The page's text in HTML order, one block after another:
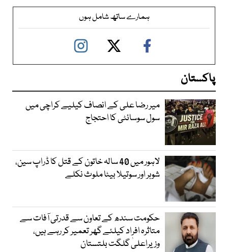
ہمارے ساتھ شامل ہوں
پاکستان
میر رضا علی کے انصاف کیلیے کراچی میں
سول سوسائٹی کا احتجاج
لاہور میں 40 سالہ خاتون کے قتل کا ڈراپ سین،
شوہر اور سوتیلا بیٹا ملوث نکلے
حکومت سندھ کے تعاون سے قدرتی آفات سے
متاثرہ افراد کیلئے گھر تعمیر کر رہے ہیں،
وزیراعلیٰ گلگت بلتستان